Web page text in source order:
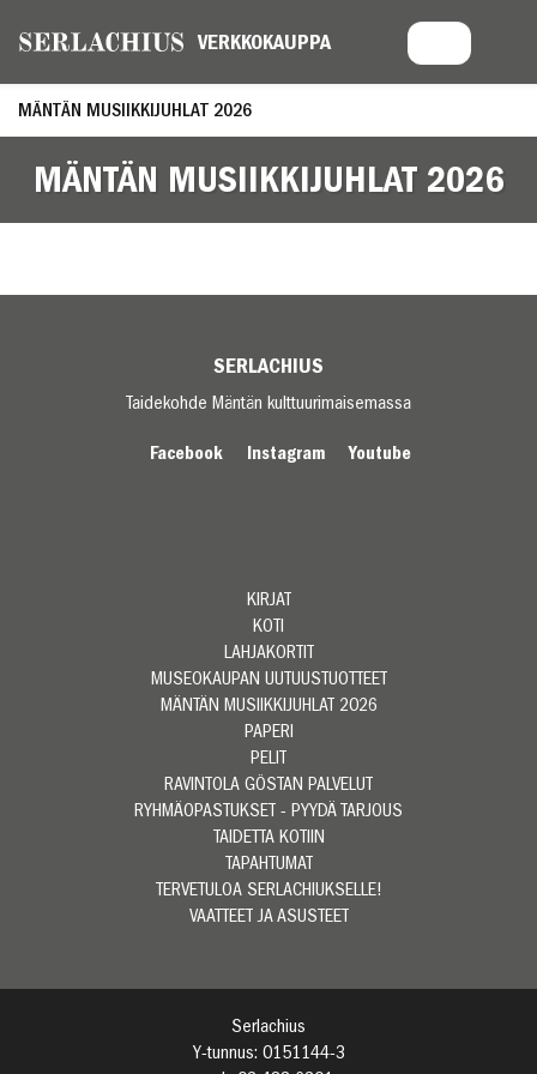
MÄNTÄN MUSIIKKIJUHLAT 2026
MÄNTÄN MUSIIKKIJUHLAT 2026
SERLACHIUS
Taidekohde Mäntän kulttuurimaisemassa
Facebook Instagram Youtube
KIRJAT
KOTI
LAHJAKORTIT
MUSEOKAUPAN UUTUUSTUOTTEET
MÄNTÄN MUSIIKKIJUHLAT 2026
PAPERI
PELIT
RAVINTOLA GÖSTAN PALVELUT
RYHMÄOPASTUKSET - PYYDÄ TARJOUS
TAIDETTA KOTIIN
TAPAHTUMAT
TERVETULOA SERLACHIUKSELLE!
VAATTEET JA ASUSTEET
Serlachius
Y-tunnus: 0151144-3